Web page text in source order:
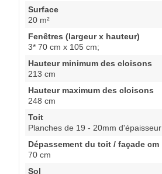
Surface
20 m²
Fenêtres (largeur x hauteur)
3* 70 cm x 105 cm;
Hauteur minimum des cloisons
213 cm
Hauteur maximum des cloisons
248 cm
Toit
Planches de 19 - 20mm d'épaisseur
Dépassement du toit / façade cm
70 cm
Sol